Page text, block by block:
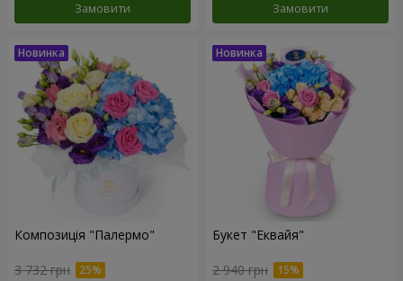
Замовити Замовити
Композиція "Палермо"
3 732 грн
Букет "Еквайя"
2 940 грн